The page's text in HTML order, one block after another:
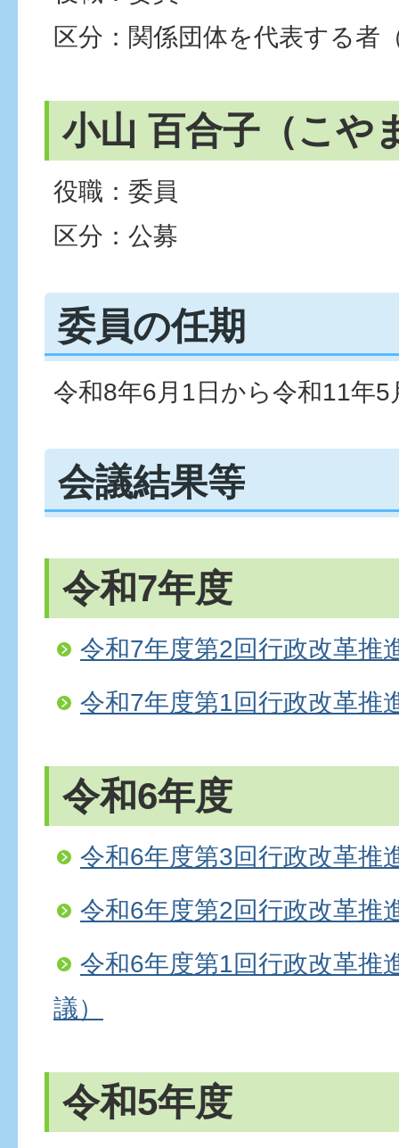
区分：関係団体を代表する者
小山 百合子（こや
役職：委員
区分：公募
委員の任期
令和8年6月1日から令和11年5
会議結果等
令和7年度
令和7年度第2回行政改革推
令和7年度第1回行政改革推
令和6年度
令和6年度第3回行政改革推
令和6年度第2回行政改革推
令和6年度第1回行政改革推
議）
令和5年度